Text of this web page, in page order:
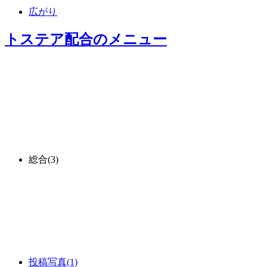
広がり
トステア配合のメニュー
総合(3)
投稿写真(1)